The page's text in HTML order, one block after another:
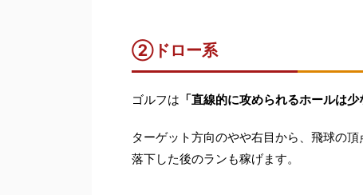
②ドロー系
ゴルフは 「直線的に攻められるホールは少
ターゲット方向のやや右目から、飛球の
落下した後のランも稼げます。